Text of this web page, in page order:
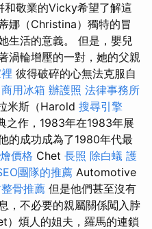
和敬業的Vicky希望了解這
娜（Christina）獨特的冒
生活的意義。 但是，嬰兒
渦輪增壓的一對，她的父親
彼得破碎的心無法克服自
商用冰箱 辦護照 法律事務所
米斯（Harold 搜尋引擎
之作，1983年在1983年展
的成功成為了1980年代最
價格 Chet 長照 除白蟻 護
團隊的推薦 Automotive
骨推薦 但是他們甚至沒有
，不必要的親屬關係闖入脖
）煩人的姐夫，羅馬的連鎖